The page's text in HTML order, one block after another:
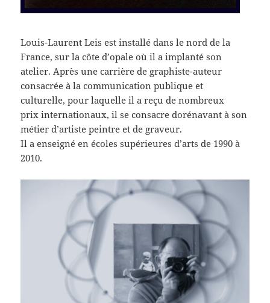
Louis-Laurent Leis est installé dans le nord de la
France, sur la côte d’opale où il a implanté son
atelier. Après une carrière de graphiste-auteur
consacrée à la communication publique et
culturelle, pour laquelle il a reçu de nombreux
prix internationaux, il se consacre dorénavant à son
métier d’artiste peintre et de graveur.
Il a enseigné en écoles supérieures d’arts de 1990 à
2010.